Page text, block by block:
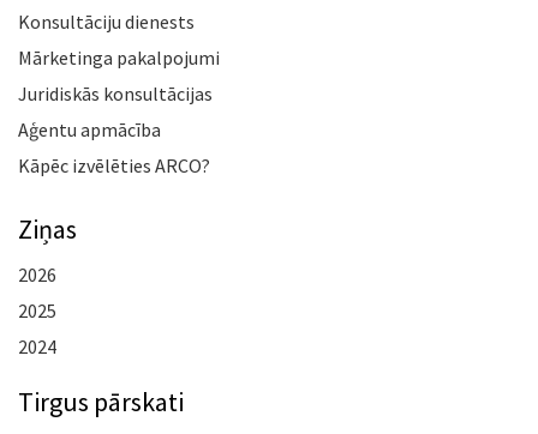
Konsultāciju dienests
Mārketinga pakalpojumi
Juridiskās konsultācijas
Aģentu apmācība
Kāpēc izvēlēties ARCO?
Ziņas
2026
2025
2024
Tirgus pārskati